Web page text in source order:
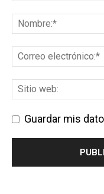
Guardar mis